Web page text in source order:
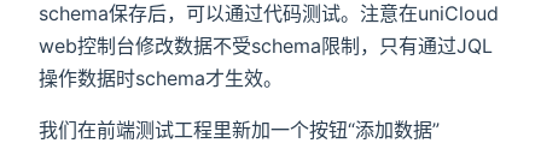
schema保存后，可以通过代码测试。注意在uniCloud
web控制台修改数据不受schema限制，只有通过JQL
操作数据时schema才生效。
我们在前端测试工程里新加一个按钮“添加数据”